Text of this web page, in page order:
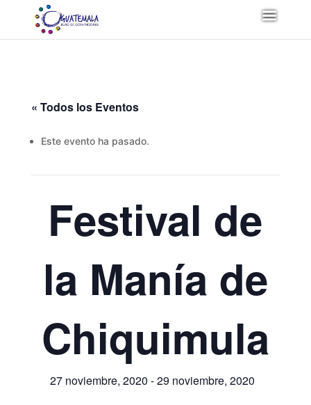
« Todos los Eventos
Este evento ha pasado.
Festival de
la Manía de
Chiquimula
27 noviembre, 2020 -29 noviembre, 2020